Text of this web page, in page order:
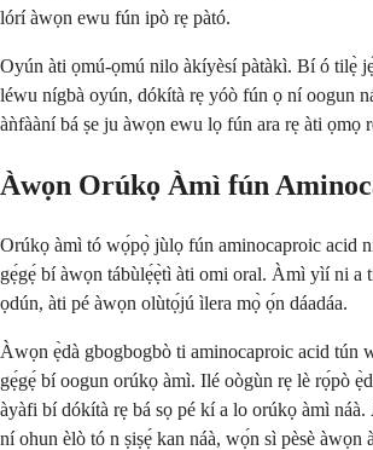
lórí àwọn ewu fún ipò rẹ pàtó.
Oyún àti ọmú-ọmú nilo àkíyèsí pàtàkì. Bí ó tilẹ̀
léwu nígbà oyún, dókítà rẹ yóò fún ọ ní oogun
àǹfààní bá ṣe ju àwọn ewu lọ fún ara rẹ àti ọmọ
Àwọn Orúkọ Àmì fún
Orúkọ àmì tó wọ́pọ̀ jùlọ fún aminocaproic acid
gẹ́gẹ́ bí àwọn tábùlẹ́ẹ̀tì àti omi oral. Àmì yìí ni a
ọdún, àti pé àwọn olùtọ́jú ìlera mọ̀ ọ́n dáadáa.
Àwọn ẹ̀dà gbogbogbò ti aminocaproic acid tún
gẹ́gẹ́ bí oogun orúkọ àmì. Ilé oògùn rẹ lè rọ́pò
àyàfi bí dókítà rẹ bá sọ pé kí a lo orúkọ àmì
ní ohun èlò tó n ṣiṣẹ́ kan náà, wọ́n sì pèsè àwọn